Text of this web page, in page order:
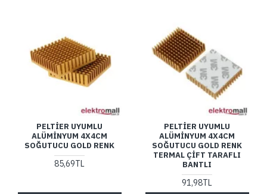
PELTIER UYUMLU
ALÜMINYUM 4X4CM
SOĞUTUCU GOLD RENK
85,69TL
PELTIER UYUMLU
ALÜMINYUM 4X4CM
SOĞUTUCU GOLD RENK
TERMAL ÇIFT TARAFLI
BANTLI
91,98TL